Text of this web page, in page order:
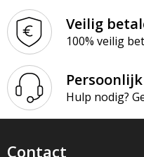
Veilig
100% veilig
Hulp nodig?
Contact